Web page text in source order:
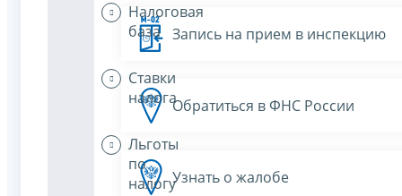
Налоговая
база
Ставки
налога
Льготы
по
налогу
Запись на прием в инспекцию
Обратиться в ФНС России
Узнать о жалобе